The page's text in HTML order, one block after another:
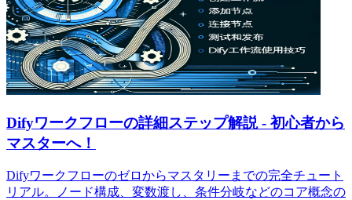
Difyワークフローの詳細ステップ解説 - 初心者から
マスターへ！
Difyワークフローのゼロからマスタリーまでの完全チュート
リアル。ノード構成、変数渡し、条件分岐などのコア概念の